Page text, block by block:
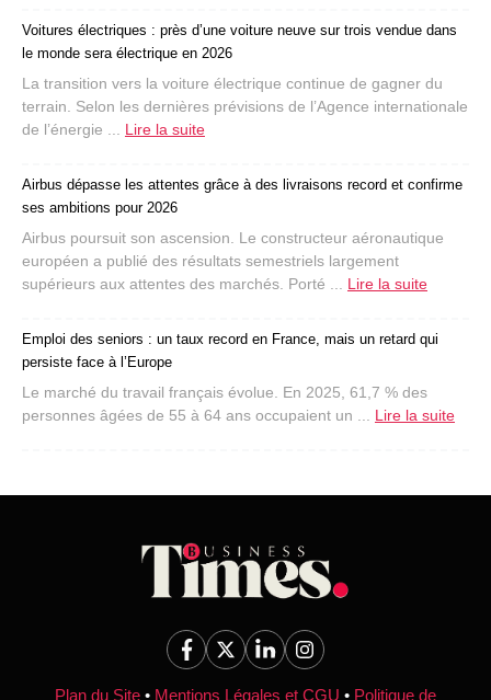
Voitures électriques : près d’une voiture neuve sur trois vendue dans
le monde sera électrique en 2026
La transition vers la voiture électrique continue de gagner du
terrain. Selon les dernières prévisions de l’Agence internationale
de l’énergie ... Lire la suite
Airbus dépasse les attentes grâce à des livraisons record et confirme
ses ambitions pour 2026
Airbus poursuit son ascension. Le constructeur aéronautique
européen a publié des résultats semestriels largement
supérieurs aux attentes des marchés. Porté ... Lire la suite
Emploi des seniors : un taux record en France, mais un retard qui
persiste face à l’Europe
Le marché du travail français évolue. En 2025, 61,7 % des
personnes âgées de 55 à 64 ans occupaient un ... Lire la suite
Plan du Site • Mentions Légales et CGU • Politique de